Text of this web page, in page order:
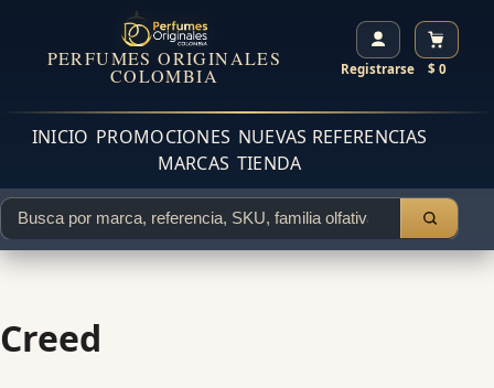
PERFUMES ORIGINALES
COLOMBIA Registrarse $ 0
INICIO PROMOCIONES NUEVAS REFERENCIAS
MARCAS TIENDA
Creed